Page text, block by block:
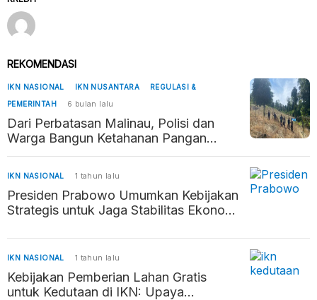
REKOMENDASI
IKN NASIONAL IKN NUSANTARA
REGULASI &
PEMERINTAH
6 bulan lalu
Dari Perbatasan Malinau, Polisi dan
Warga Bangun Ketahanan Pangan
Penyangga Kaltara–Kaltim
IKN NASIONAL 1 tahun lalu
Presiden Prabowo Umumkan Kebijakan
Strategis untuk Jaga Stabilitas Ekonomi
IKN NASIONAL 1 tahun lalu
Kebijakan Pemberian Lahan Gratis
untuk Kedutaan di IKN: Upaya